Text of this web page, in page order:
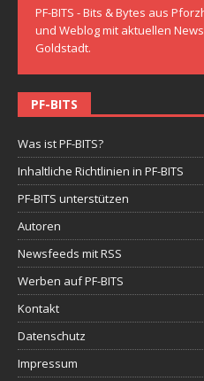
PF-BITS - Bits & Bytes aus
und Weblog mit aktuellen
Goldstadt.
PF-BITS
Was ist PF-BITS?
Inhaltliche Richtlinien in PF-BITS
PF-BITS unterstützen
Autoren
Newsfeeds mit RSS
Werben auf PF-BITS
Kontakt
Datenschutz
Impressum